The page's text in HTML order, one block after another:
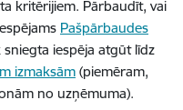
kritērijiem. Pārbaudīt, vai
Pašpārbaudes
iespēja atgūt līdz
izmaksām (piemēram,
no uzņēmuma).